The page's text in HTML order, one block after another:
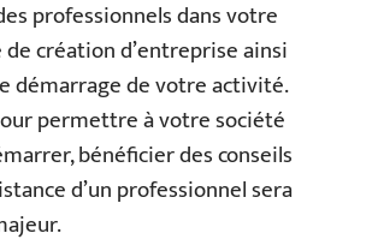
professionnels dans votre
création d’entreprise ainsi
démarrage de votre activité.
permettre à votre société
bénéficier des conseils
d’un professionnel sera